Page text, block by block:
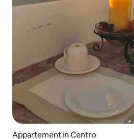
Appartement in Centro